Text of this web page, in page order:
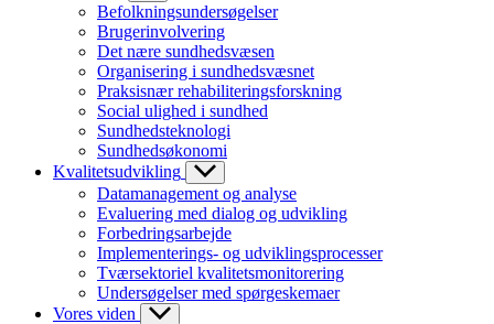
Befolkningsundersøgelser
Brugerinvolvering
Det nære sundhedsvæsen
Organisering i sundhedsvæsnet
Praksisnær rehabiliteringsforskning
Social ulighed i sundhed
Sundhedsteknologi
Sundhedsøkonomi
Kvalitetsudvikling
Datamanagement og analyse
Evaluering med dialog og udvikling
Forbedringsarbejde
Implementerings- og udviklingsprocesser
Tværsektoriel kvalitetsmonitorering
Undersøgelser med spørgeskemaer
Vores viden